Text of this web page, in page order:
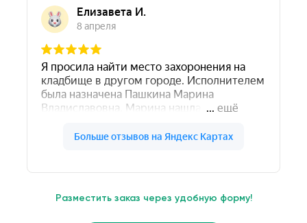
Разместить заказ через удобную форму!